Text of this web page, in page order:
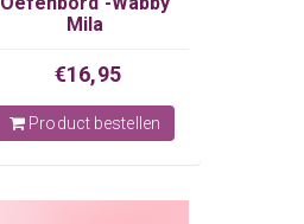
Mila
€16,95
Product bestellen